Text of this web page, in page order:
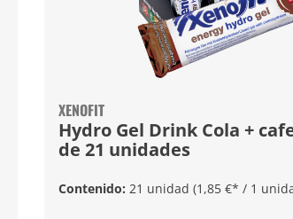
XENOFIT
Hydro Gel Drink Cola +
de 21 unidades
Contenido:21 unidad(1,85 €* / 1